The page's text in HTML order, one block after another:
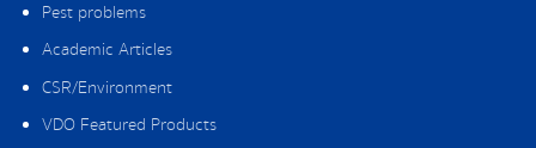
Pest problems
Academic Articles
CSR/Environment
VDO Featured Products